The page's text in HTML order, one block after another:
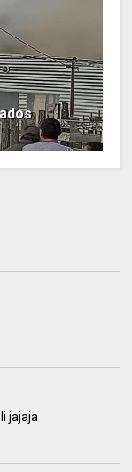
jajaja